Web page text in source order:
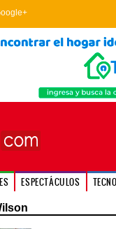
ESPECTÁCULOS